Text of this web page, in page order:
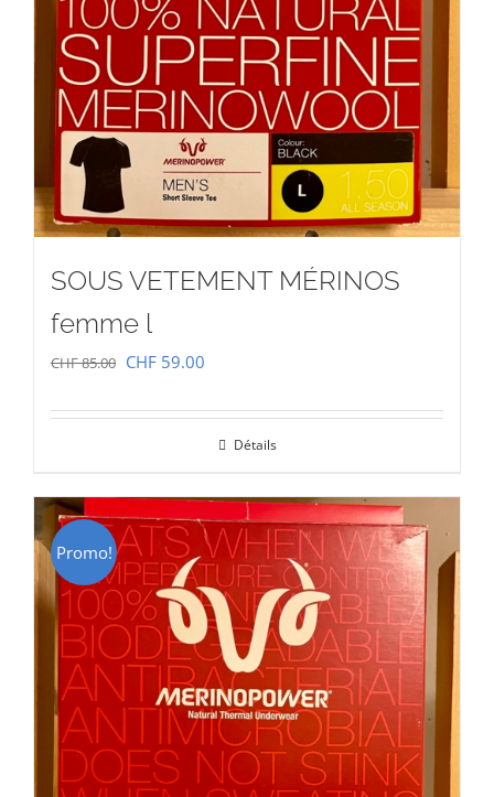
SOUS VETEMENT MÉRINOS
femme l
CHF85.00 Le
CHF 85.00.
CHF 59.00
CHF 59.00.
Détails
Promo!